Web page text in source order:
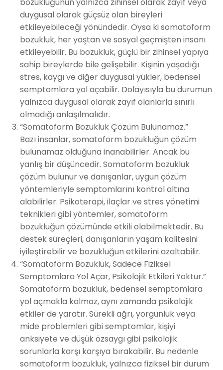
bozukluğunun yalnızca zihinsel olarak zayıf veya
duygusal olarak güçsüz olan bireyleri
etkileyebileceği yönündedir. Oysa ki somatoform
bozukluk, her yaştan ve sosyal geçmişten insanı
etkileyebilir. Bu bozukluk, güçlü bir zihinsel yapıya
sahip bireylerde bile gelişebilir. Kişinin yaşadığı
stres, kaygı ve diğer duygusal yükler, bedensel
semptomlara yol açabilir. Dolayısıyla bu durumun
yalnızca duygusal olarak zayıf olanlarla sınırlı
olmadığı anlaşılmalıdır.
“Somatoform Bozukluk Çözüm Bulunamaz.”
Bazı insanlar, somatoform bozukluğun çözüm
bulunamaz olduğuna inanabilirler. Ancak bu
yanlış bir düşüncedir. Somatoform bozukluk
çözüm bulunur ve danışanlar, uygun çözüm
yöntemleriyle semptomlarını kontrol altına
alabilirler. Psikoterapi, ilaçlar ve stres yönetimi
teknikleri gibi yöntemler, somatoform
bozukluğun çözümünde etkili olabilmektedir. Bu
destek süreçleri, danışanların yaşam kalitesini
iyileştirebilir ve bozukluğun etkilerini azaltabilir.
“Somatoform Bozukluk, Sadece Fiziksel
Semptomlara Yol Açar, Psikolojik Etkileri Yoktur.”
Somatoform bozukluk, bedensel semptomlara
yol açmakla kalmaz, aynı zamanda psikolojik
etkiler de yaratır. Sürekli ağrı, yorgunluk veya
mide problemleri gibi semptomlar, kişiyi
anksiyete ve düşük özsaygı gibi psikolojik
sorunlarla karşı karşıya bırakabilir. Bu nedenle
somatoform bozukluk, yalnızca fiziksel bir durum